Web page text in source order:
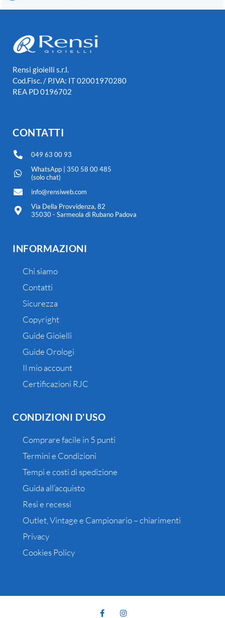
Rensi gioielli s.r.l.
Cod.Fisc. / P.IVA: IT 02001970280
REA PD 0196702
CONTATTI
049 63 00 93
WhatsApp | 350 58 00 485
(solo chat)
info@rensiweb.com
Via Della Provvidenza, 82
35030 - Sarmeola di Rubano Padova
INFORMAZIONI
Chi siamo
Contatti
Sicurezza
Copyright
Guide Gioielli
Guide Orologi
Il mio account
Certificazioni RJC
CONDIZIONI D'USO
Comprare facile in 5 punti
Termini e Condizioni
Tempi e costi di spedizione
Guida all’acquisto
Resi e recessi
Outlet, Vintage e Campionario – chiarimenti
Privacy
Cookies Policy